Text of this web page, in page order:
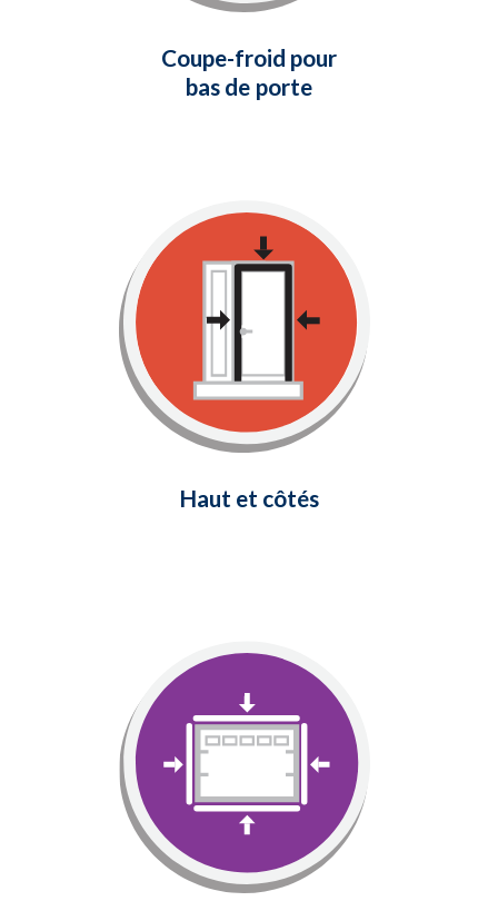
Coupe-froid pour
bas de porte
En savoir plus
Haut et côtés
Haut et côtés
Fournit un joint étanche autour de
votre cadre de porte et empêche
l'air froid et les courants d'air
d'entrer dans votre maison.
En savoir plus
Joints pour porte
de garage
Empêche l'air froid, la poussière,
les insectes, la pluie, la neige et les
feuilles de pénétrer dans votre